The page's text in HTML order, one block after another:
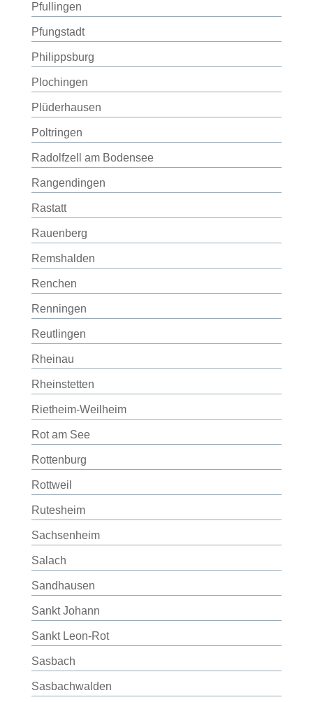
Pfullingen
Pfungstadt
Philippsburg
Plochingen
Plüderhausen
Poltringen
Radolfzell am Bodensee
Rangendingen
Rastatt
Rauenberg
Remshalden
Renchen
Renningen
Reutlingen
Rheinau
Rheinstetten
Rietheim-Weilheim
Rot am See
Rottenburg
Rottweil
Rutesheim
Sachsenheim
Salach
Sandhausen
Sankt Johann
Sankt Leon-Rot
Sasbach
Sasbachwalden